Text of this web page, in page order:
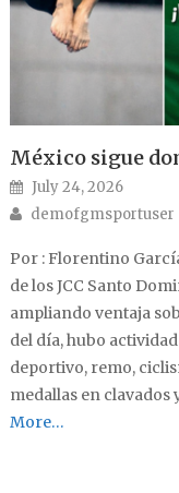
México sigue
Posted on
July 24, 2026
Author
demofgmsportuser
Por : Florentino
de los JCC Santo
ampliando ventaja
del día, hubo
deportivo, remo,
medallas en
More…